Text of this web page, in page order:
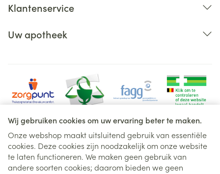
Wij gebruiken cookies om uw ervaring beter te maken.
Onze webshop maakt uitsluitend gebruik van essentiële
cookies. Deze cookies zijn noodzakelijk om onze website
te laten functioneren. We maken geen gebruik van
andere soorten cookies; daarom bieden we geen
Klantenservice
Uw apotheek
Juridische links